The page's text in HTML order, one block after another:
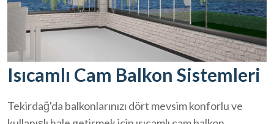
Isıcamlı Cam Balkon Sistemleri
Tekirdağ'da balkonlarınızı dört mevsim konforlu ve